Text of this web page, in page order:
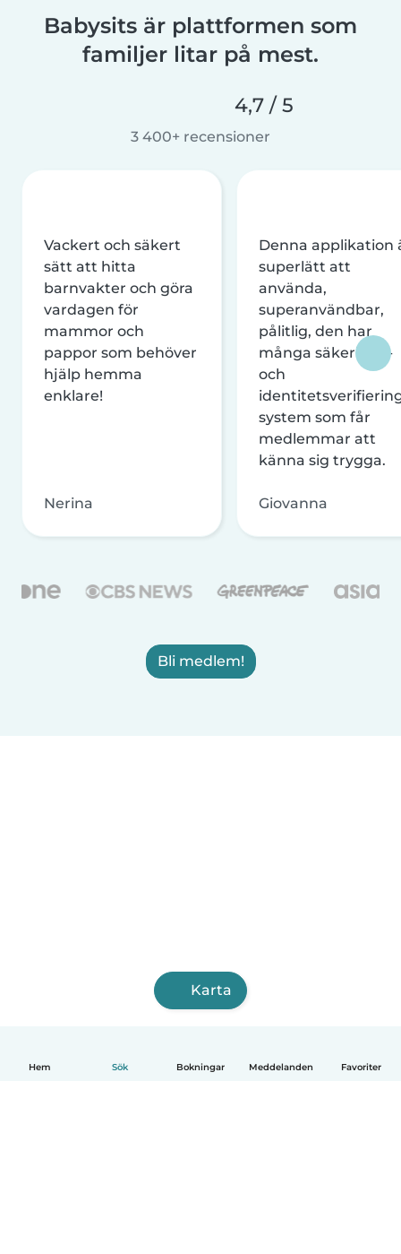
Hem Sök Bokningar Meddelanden Favoriter
Babysits är plattformen som
familjer litar på mest.
4,7 / 5
3 400+ recensioner
Vackert och säkert
sätt att hitta
barnvakter och göra
vardagen för
mammor och
pappor som behöver
hjälp hemma
enklare!
Nerina
Denna applikation
superlätt att
använda,
superanvändbar,
pålitlig, den har
många säkerhets-
och
system som får
medlemmar att
känna sig trygga.
Giovanna
Bli medlem!
Karta